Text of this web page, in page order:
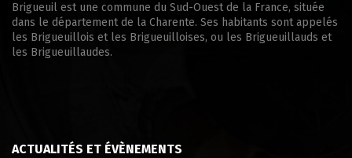
Brigueuil est une commune du Sud-Ouest de la France, située
dans le département de la Charente. Ses habitants sont appelés
les Brigueuillois et les Brigueuilloises, ou les Brigueuillauds et
les Brigueuillaudes.
ACTUALITÉS ET ÉVÈNEMENTS